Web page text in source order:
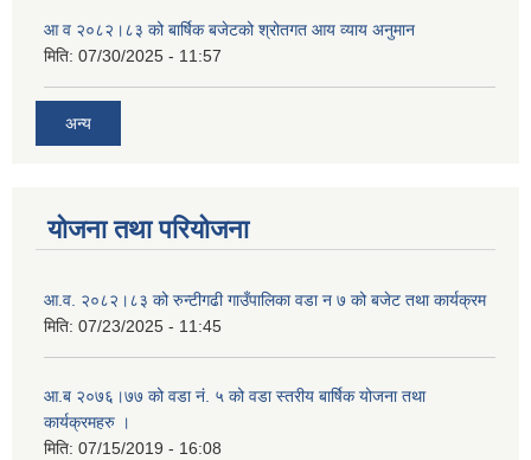
आ व २०८२।८३ को बार्षिक बजेटको श्रोतगत आय व्याय अनुमान
मिति: 07/30/2025 - 11:57
अन्य
योजना तथा परियोजना
आ.व. २०८२।८३ को रुन्टीगढी गाउँपालिका वडा न ७ को बजेट तथा कार्यक्रम
मिति: 07/23/2025 - 11:45
आ.ब २०७६।७७ को वडा नं. ५ को वडा स्तरीय बार्षिक योजना तथा
कार्यक्रमहरु ।
मिति: 07/15/2019 - 16:08